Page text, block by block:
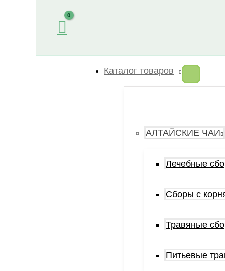
Каталог товаров
АЛТАЙСКИЕ ЧАИ
Лечебные
Сборы с
Травяные
Питьевые